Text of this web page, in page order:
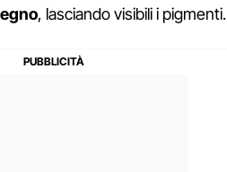
, lasciando visibili i pigmenti.